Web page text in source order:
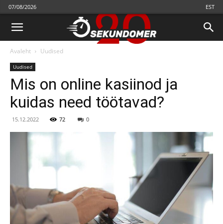
07/08/2026 EST
Avaleht Uudised
Uudised
Mis on online kasiinod ja
kuidas need töötavad?
15.12.2022 72 0